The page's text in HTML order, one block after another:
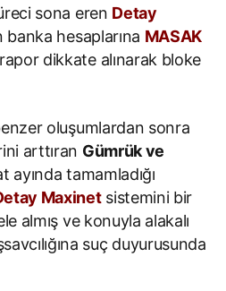
sona eren Detay
banka hesaplarına MASAK
dikkate alınarak bloke
oluşumlardan sonra
arttıran Gümrük ve
ayında tamamladığı
Maxinetsistemini bir
almış ve konuyla alakalı
suç duyurusunda